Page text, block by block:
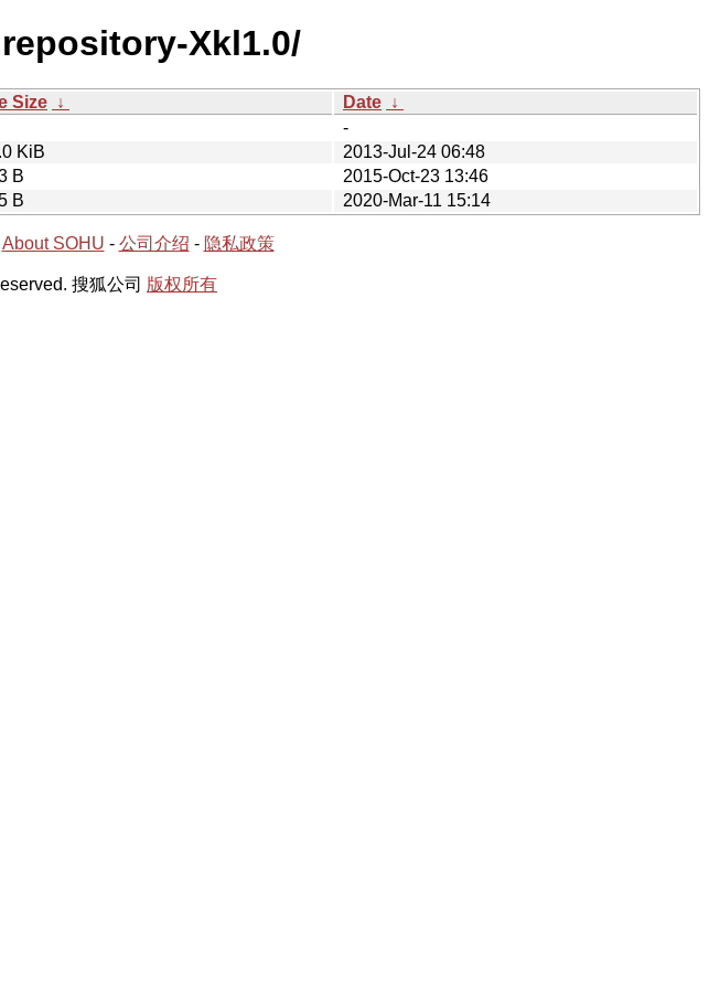
Xkl1.0/
Size ↓ Date ↓
-
KiB
2013-Jul-24 06:48
B
2015-Oct-23 13:46
B 2020-Mar-11 15:14
About SOHU - 公司介绍 - 隐私政策
搜狐公司 版权所有